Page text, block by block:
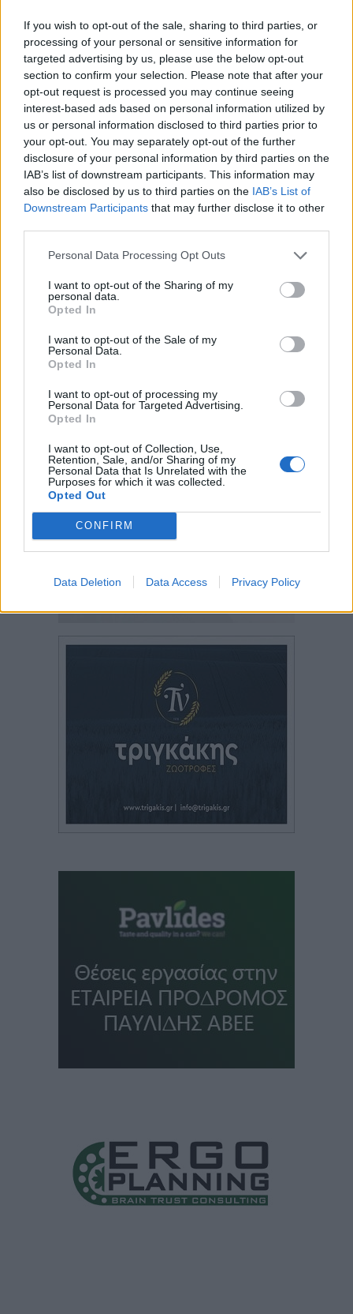
If you wish to opt-out of the sale, sharing to third parties, or
processing of your personal or sensitive information for
targeted advertising by us, please use the below opt-out
section to confirm your selection. Please note that after your
opt-out request is processed you may continue seeing
interest-based ads based on personal information utilized by
us or personal information disclosed to third parties prior to
your opt-out. You may separately opt-out of the further
disclosure of your personal information by third parties on the
IAB’s list of downstream participants. This information may
also be disclosed by us to third parties on the IAB’s List of
Downstream Participants that may further disclose it to other
Personal Data Processing Opt Outs
I want to opt-out of the Sharing of my
personal data.
Opted In
I want to opt-out of the Sale of my
Personal Data.
Opted In
I want to opt-out of processing my
Personal Data for Targeted Advertising.
Opted In
I want to opt-out of Collection, Use,
Retention, Sale, and/or Sharing of my
Personal Data that Is Unrelated with the
Purposes for which it was collected.
Opted Out
CONFIRM
Data Deletion Data Access Privacy Policy
της Κρήτης.
Οι άνεμοι θα πνέουν από βόρειες διευθύνσεις, 3 με
5 μποφόρ, στο Αιγαίο από το μεσημέρι τοπικά 6
μποφόρ. Η θερμοκρασία δεν θα σημειώσει
αξιόλογη μεταβολή.